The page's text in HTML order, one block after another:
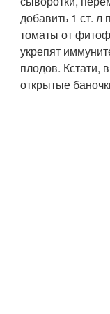
добавить 1 ст. л
томаты от
укрепят
плодов. Кстати,
открытые